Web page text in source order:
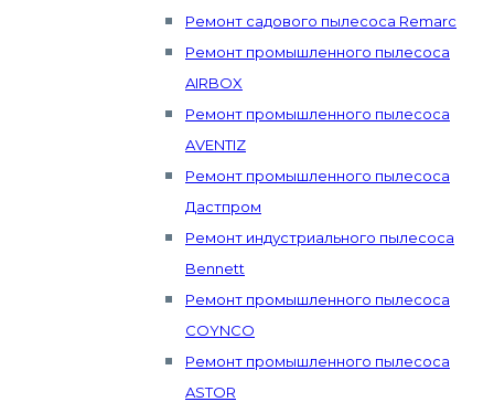
Ремонт садового пылесоса Remarc
Ремонт промышленного пылесоса
AIRBOX
Ремонт промышленного пылесоса
AVENTIZ
Ремонт промышленного пылесоса
Дастпром
Ремонт индустриального пылесоса
Bennett
Ремонт промышленного пылесоса
COYNCO
Ремонт промышленного пылесоса
ASTOR